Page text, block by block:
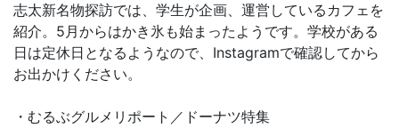
志太新名物探訪では、学生が企画、運営しているカフェを
紹介。5月からはかき氷も始まったようです。学校がある
日は定休日となるようなので、Instagramで確認してから
お出かけください。
・むるぶグルメリポート／ドーナツ特集